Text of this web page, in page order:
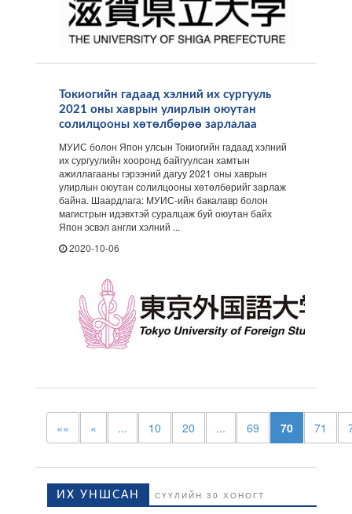
Токиогийн гадаад хэлний их сургууль
2021 оны хаврын улирлын оюутан
солилцооны хөтөлбөрөө зарлалаа
МУИС болон Япон улсын Токиогийн гадаад хэлний
их сургуулийн хооронд байгуулсан хамтын
ажиллагааны гэрээний дагуу 2021 оны хаврын
улирлын оюутан солилцооны хөтөлбөрийг зарлаж
байна. Шаардлага: МУИС-ийн бакалавр болон
магистрын идэвхтэй суралцаж буй оюутан байх
Япон эсвэл англи хэлний ...
2020-10-06
«« « ... 10 20 ... 69 70 71
ИХ УНШСАН СҮҮЛИЙН 30 ХОНОГТ